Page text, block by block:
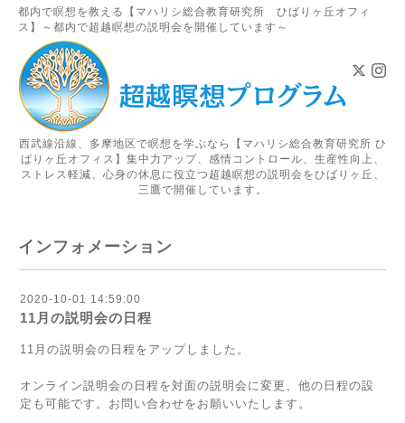
都内で瞑想を教える【マハリシ総合教育研究所 ひばりヶ丘オフィ
ス】～都内で超越瞑想の説明会を開催しています～
西武線沿線、多摩地区で瞑想を学ぶなら【マハリシ総合教育研究所 ひ
ばりヶ丘オフィス】集中力アップ、感情コントロール、生産性向上、
ストレス軽減、心身の休息に役立つ超越瞑想の説明会をひばりヶ丘、
三鷹で開催しています。
インフォメーション
2020-10-01 14:59:00
11月の説明会の日程
11月の説明会の日程 をアップしました。
オンライン説明会の日程を対面の説明会に変更、他の日程の設
定も可能です。お問い合わせをお願いいたします。